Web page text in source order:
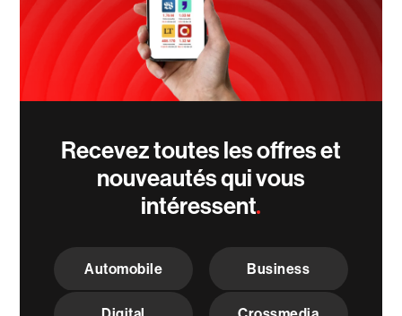
Recevez toutes les offres et
nouveautés qui vous
intéressent
Automobile Business